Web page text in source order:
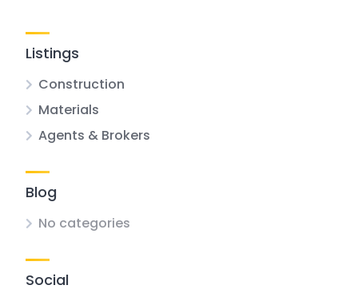
Listings
Construction
Materials
Agents & Brokers
Blog
No categories
Social